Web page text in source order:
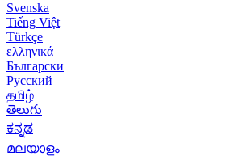
Svenska
Tiếng Việt
Türkçe
ελληνικά
Български
Русский
தமிழ்
తెలుగు
ಕನ್ನಡ
മലയാളം